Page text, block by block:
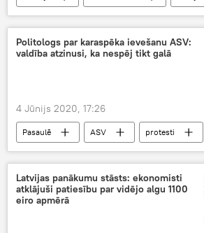
Politologs par karaspēka ievešanu ASV:
valdība atzinusi, ka nespēj tikt galā
4 Jūnijs 2020, 17:26
Pasaulē ASV
protesti
Nacionālie bruņotie spēki
Latvijas panākumu stāsts: ekonomisti
atklājuši patiesību par vidējo algu 1100
eiro apmērā